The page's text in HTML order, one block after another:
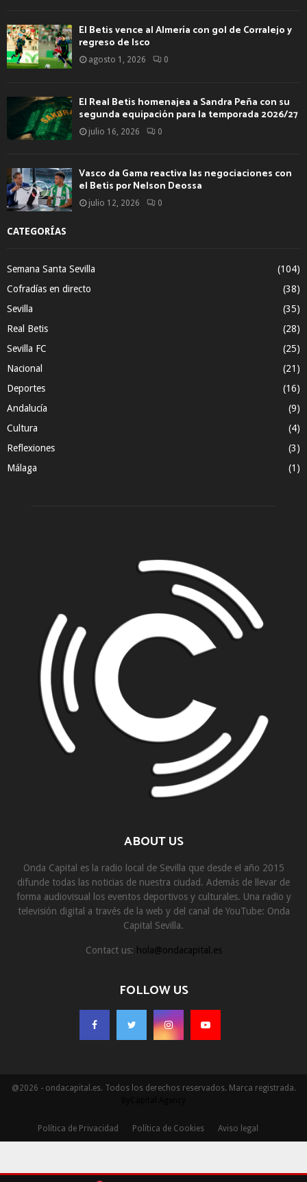
El Betis vence al Almería con gol de Corralejo y
regreso de Isco
agosto 1, 2026 0
El Real Betis homenajea a Sandra Peña con su
segunda equipación para la temporada 2026/27
julio 16, 2026 0
Vasco da Gama reactiva las negociaciones con
el Betis por Nelson Deossa
julio 12, 2026 0
CATEGORÍAS
Semana Santa Sevilla
(104)
Cofradías en directo
(38)
Sevilla
(35)
Real Betis
(28)
Sevilla FC
(25)
Nacional
(21)
Deportes
(16)
Andalucía
(9)
Cultura
(4)
Reflexiones
(3)
Málaga
(1)
ABOUT US
Onda Capital es la radio local de Sevilla que desde el año 2015
difunde todas las noticias de nuestra ciudad. Además de llevar de
forma audiovisual los eventos deportivos y culturales. Una radio y
televisión digital a través de la web y del canal de YouTube: Onda
Capital Sevilla.
Contact us: hola@ondacapital.es
FOLLOW US
@2026 - ondacapital.es. Todos los derechos reservados. Marca registrada.
Política de Privacidad Política de Cookies Aviso legal